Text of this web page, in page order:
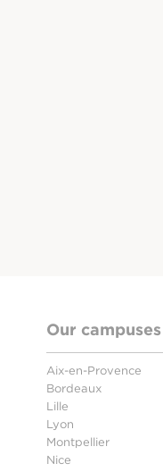
Our campuses
Aix-en-Provence
Bordeaux
Lille
Lyon
Montpellier
Nice